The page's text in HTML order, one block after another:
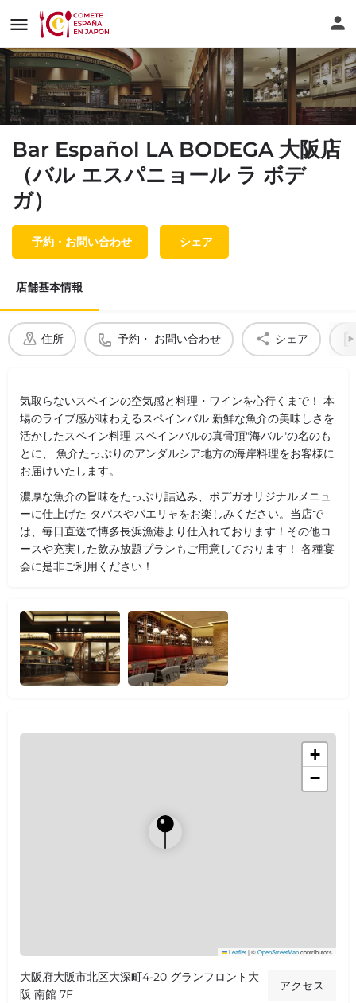
Bar Español LA BODEGA 大阪店
（バル エスパニョール ラ ボデ
ガ）
予約・お問い合わせ シェア
店舗基本情報
住所 予約・ お問い合わせ シェア
気取らないスペインの空気感と料理・ワインを心行くまで！ 本
場のライブ感が味わえるスペインバル 新鮮な魚介の美味しさを
活かしたスペイン料理 スペインバルの真骨頂"海バル"の名のも
とに、 魚介たっぷりのアンダルシア地方の海岸料理をお客様に
お届けいたします。
濃厚な魚介の旨味をたっぷり詰込み、ボデガオリジナルメニュ
ーに仕上げた タパスやパエリャをお楽しみください。当店で
は、毎日直送で博多長浜漁港より仕入れております！その他コ
ースや充実した飲み放題プランもご用意しております！ 各種宴
会に是非ご利用ください！
+
−
Leaflet|©OpenStreetMapcontributors
大阪府大阪市北区大深町4-20 グランフロント大
阪 南館 7F
アクセス